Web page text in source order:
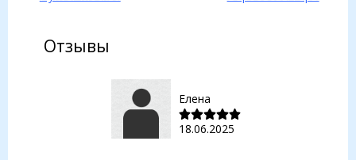
Отзывы
Елена
18.06.2025